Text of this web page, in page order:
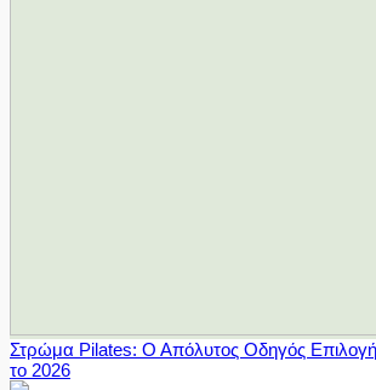
Στρώμα Pilates: Ο Απόλυτος Οδηγός
το 2026